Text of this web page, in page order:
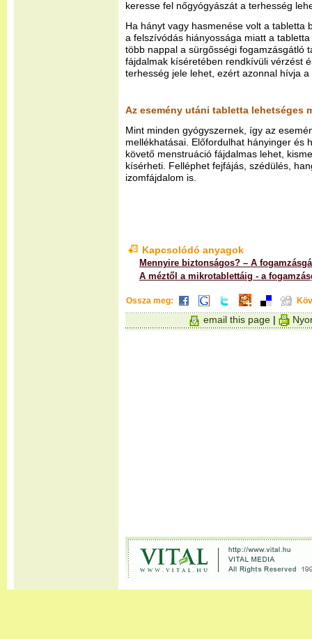
keresse fel nőgyógyászát a terhesség
Ha hányt vagy hasmenése volt a tabletta
a felszívódás hiányossága miatt a
több nappal a sürgősségi fogamzásgátló
fájdalmak kíséretében rendkívüli vérzést
terhesség jele lehet, ezért azonnal hívja
Az esemény utáni tabletta lehetséges
Mint minden gyógyszernek, így az
mellékhatásai. Előfordulhat hányinger és
követő menstruáció fájdalmas lehet,
kísérheti. Felléphet fejfájás, szédülés,
izomfájdalom is.
Kapcsolódó anyagok
Mennyire biztonságos? – A
A méztől a mikrotablettáig - a
Ossza meg:
email this page |